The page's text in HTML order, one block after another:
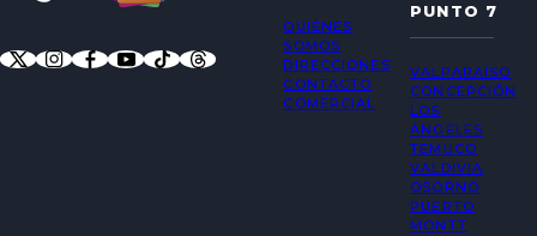
QUIÉNES
SOMOS
DIRECCIONES
CONTACTO
COMERCIAL
PUNTO 7
VALPARAÍSO
CONCEPCIÓN
LOS
ÁNGELES
TEMUCO
VALDIVIA
OSORNO
PUERTO
MONTT